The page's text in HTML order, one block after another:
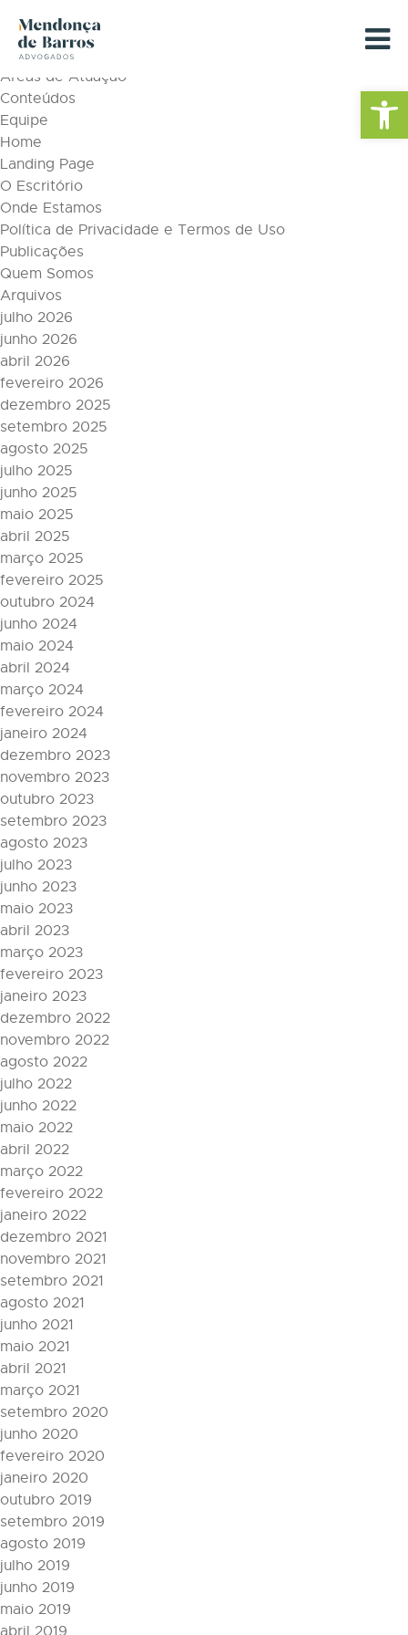
Barra de
Páginas
Áreas de Atuação
Conteúdos
Equipe
Home
Landing Page
O Escritório
Onde Estamos
Política de Privacidade e Termos de Uso
Publicações
Quem Somos
Arquivos
julho 2026
junho 2026
abril 2026
fevereiro 2026
dezembro 2025
setembro 2025
agosto 2025
julho 2025
junho 2025
maio 2025
abril 2025
março 2025
fevereiro 2025
outubro 2024
junho 2024
maio 2024
abril 2024
março 2024
fevereiro 2024
janeiro 2024
dezembro 2023
novembro 2023
outubro 2023
setembro 2023
agosto 2023
julho 2023
junho 2023
maio 2023
abril 2023
março 2023
fevereiro 2023
janeiro 2023
dezembro 2022
novembro 2022
agosto 2022
julho 2022
junho 2022
maio 2022
abril 2022
março 2022
fevereiro 2022
janeiro 2022
dezembro 2021
novembro 2021
setembro 2021
agosto 2021
junho 2021
maio 2021
abril 2021
março 2021
setembro 2020
junho 2020
fevereiro 2020
janeiro 2020
outubro 2019
setembro 2019
agosto 2019
julho 2019
junho 2019
maio 2019
abril 2019